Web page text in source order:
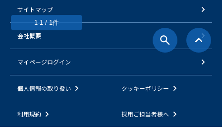
1-1 / 1件
サイトマップ
会社概要
マイページログイン
個人情報の取り扱い クッキーポリシー
利用規約 採用ご担当者様へ